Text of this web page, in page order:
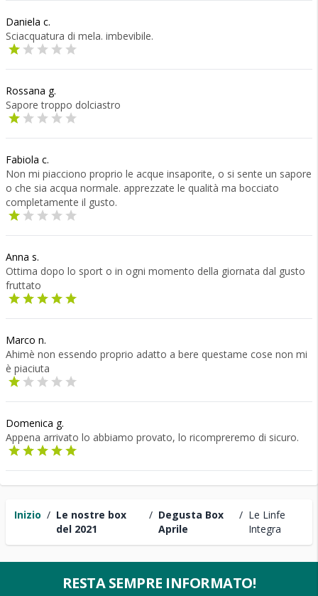
Inizio / Le nostre box
del 2021
/ Degusta Box
Aprile
/ Le Linfe
Integra
Daniela c.
Sciacquatura di mela. imbevibile.
Rossana g.
Sapore troppo dolciastro
Fabiola c.
Non mi piacciono proprio le acque insaporite, o si sente un sapore
o che sia acqua normale. apprezzate le qualità ma bocciato
completamente il gusto.
Anna s.
Ottima dopo lo sport o in ogni momento della giornata dal gusto
fruttato
Marco n.
Ahimè non essendo proprio adatto a bere questame cose non mi
è piaciuta
Domenica g.
Appena arrivato lo abbiamo provato, lo ricompreremo di sicuro.
RESTA SEMPRE INFORMATO!